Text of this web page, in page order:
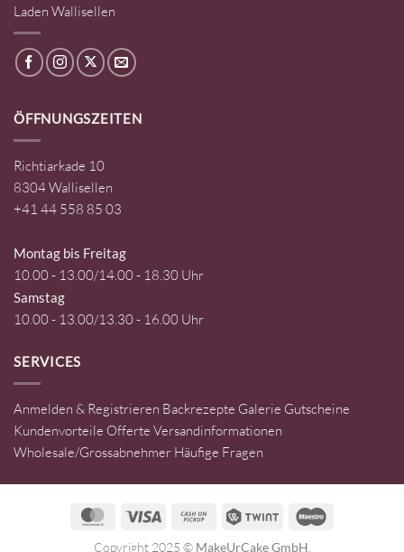
Laden Wallisellen
ÖFFNUNGSZEITEN
Richtiarkade 10
8304 Wallisellen
+41 44 558 85 03
Montag bis Freitag
10.00 - 13.00/14.00 - 18.30 Uhr
Samstag
10.00 - 13.00/13.30 - 16.00 Uhr
SERVICES
Anmelden & Registrieren Backrezepte Galerie Gutscheine
Kundenvorteile Offerte Versandinformationen
Wholesale/Grossabnehmer Häufige Fragen
MasterCardVisa
Cash
Twint
Copyright 2025 © MakeUrCake GmbH